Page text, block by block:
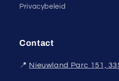
Privacybeleid
Contact
📍 Nieuwland Parc 151,